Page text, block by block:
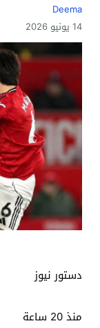
Deema
14 يونيو 2026
دستور نيوز
منذ 20 ساعة